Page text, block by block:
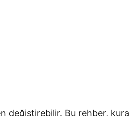
değiştirebilir. Bu rehber,